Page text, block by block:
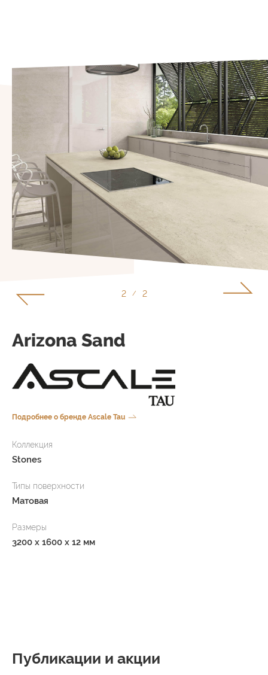
2 / 2
Arizona Sand
Подробнее о бренде Ascale Tau
Коллекция
Stones
Типы поверхности
Матовая
Размеры
3200 x 1600 x 12 мм
Публикации и акции